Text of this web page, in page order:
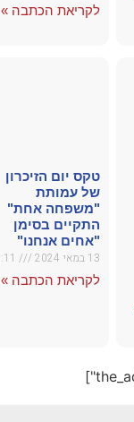
לקריאת הכתבה »
טקס יום הזיכרון
של עמותת
"משפחה אחת"
התקיים בסימן
"אחים אנחנו"
13 במאי 2024 7:11
לקריאת הכתבה »